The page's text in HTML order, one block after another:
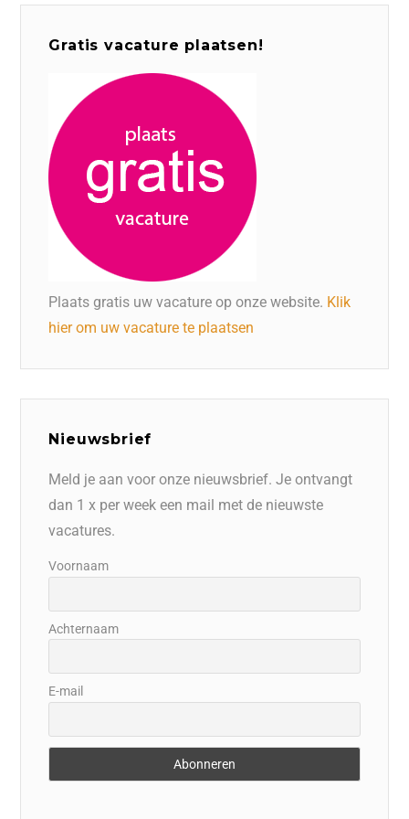
Gratis vacature plaatsen!
Plaats gratis uw vacature op onze website. Klik
hier om uw vacature te plaatsen
Nieuwsbrief
Meld je aan voor onze nieuwsbrief. Je ontvangt
dan 1 x per week een mail met de nieuwste
vacatures.
Voornaam
Achternaam
E-mail